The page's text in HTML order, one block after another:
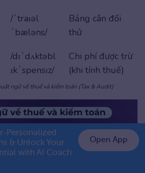
/ˈtraɪəl
ˈbæləns/
Bảng cân đối
thử
/dɪˈdʌktəbl
ɪkˈspensɪz/
Chi phí được trừ
(khi tính thuế)
ngữ về thuế và kiểm toán (Tax & Audit)
1 năm chỉ 799K
Personalized
& Unlock Your
with AI Coach
Open App